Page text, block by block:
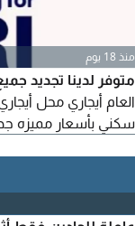
منذ 18 يوم
متوفر لدينا تجديد
العام أيجاري محل
سكني بأسعار مميزه